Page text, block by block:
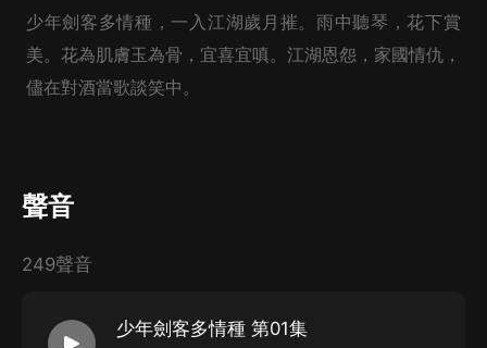
少年劍客多情種，一入江湖歲月摧。雨中聽琴，花下賞
美。花為肌膚玉為骨，宜喜宜嗔。江湖恩怨，家國情仇，
儘在對酒當歌談笑中。
聲音
249聲音
少年劍客多情種 第01集